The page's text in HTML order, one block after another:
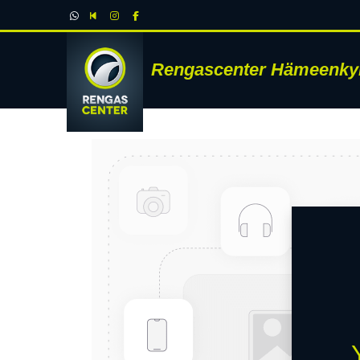
Rengascenter